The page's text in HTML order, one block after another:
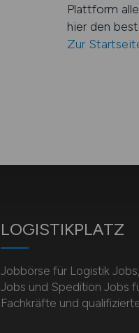
Plattform
hier den
Zur
LOGISTIKPLATZ
Jobbörse für Logistik
Jobs und Spedition Jobs
Fachkräfte und